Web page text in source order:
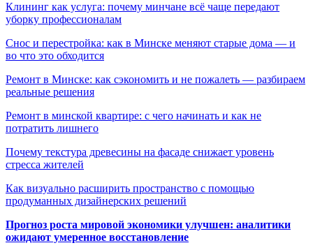
Клининг как услуга: почему минчане всё чаще передают
уборку профессионалам
Снос и перестройка: как в Минске меняют старые дома — и
во что это обходится
Ремонт в Минске: как сэкономить и не пожалеть — разбираем
реальные решения
Ремонт в минской квартире: с чего начинать и как не
потратить лишнего
Почему текстура древесины на фасаде снижает уровень
стресса жителей
Как визуально расширить пространство с помощью
продуманных дизайнерских решений
Прогноз роста мировой экономики улучшен: аналитики
ожидают умеренное восстановление